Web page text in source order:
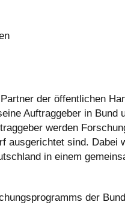
der öffentlichen
Auftraggeber in Bund
werden
sind. Dabei
in einem
der